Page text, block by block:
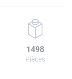
1498
Pièces